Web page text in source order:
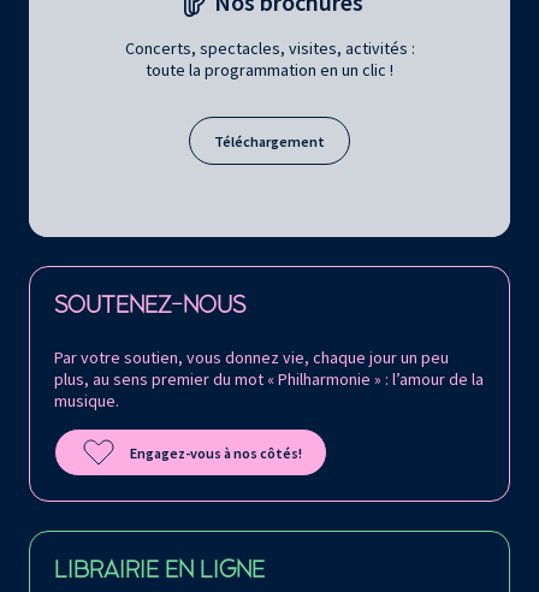
Concerts, spectacles, visites, activités :
toute la programmation en un clic !
Téléchargement
SOUTENEZ-NOUS
Par votre soutien, vous donnez vie, chaque jour un peu
plus, au sens premier du mot « Philharmonie » : l’amour de la
musique.
Engagez-vous à nos côtés!
LIBRAIRIE EN LIGNE
Retrouvez la Philharmonie de Paris sur